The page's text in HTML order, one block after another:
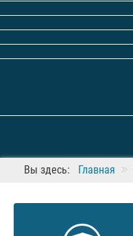
Вы здесь: Главная